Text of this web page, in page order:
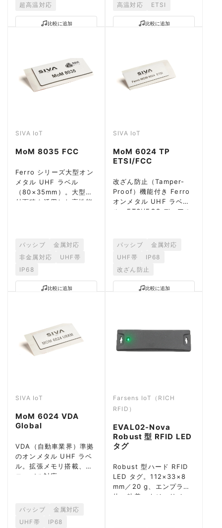
超高温対応
比較に追加
高温対応
ETSI
比較に追加
SIVA IoT
MoM 8035 FCC
Ferro シリーズ大型オン
メタル UHF ラベル
（80×35mm）。大型貼
付面積を活用した高性能
パッシブ
金属対応
非金属対応
UHF帯
IP68
比較に追加
SIVA IoT
MoM 6024 TP
ETSI/FCC
改ざん防止（Tamper-
Proof）機能付き Ferro
オンメタル UHF ラベ
ル。ETSI/FCC デュアル
パッシブ
金属対応
UHF帯
IP68
改ざん防止
比較に追加
SIVA IoT
MoM 6024 VDA
Global
VDA（自動車業界）準拠
のオンメタル UHF ラベ
ル。拡張メモリ搭載、グ
ローバル対応。
パッシブ
金属対応
UHF帯
IP68
Farsens IoT（RICH
RFID）
EVAL02-Nova
Robust 型 RFID LED
タグ
Robust 型ハード RFID
LED タグ。112×33×8
mm／20 g、エンプラ筐
体、粘着・ネジ・リベッ